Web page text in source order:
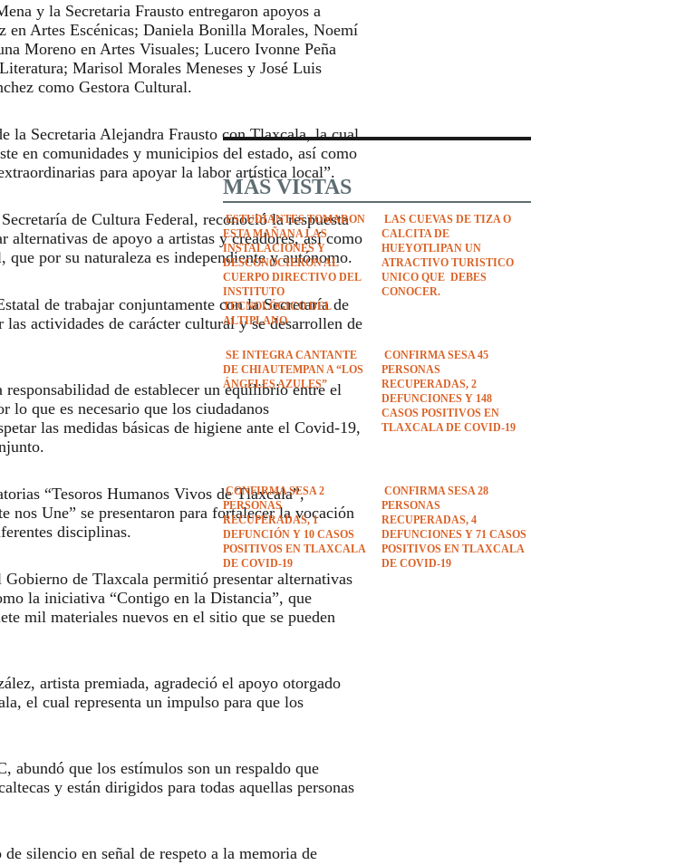
y la Secretaria Frausto entregaron apoyos a
en Artes Escénicas; Daniela Bonilla Morales, Noemí
Moreno en Artes Visuales; Lucero Ivonne Peña
Marisol Morales Meneses y José Luis
como Gestora Cultural.
la Secretaria Alejandra Frausto con Tlaxcala, la cual
en comunidades y municipios del estado, así como
para apoyar la labor artística local”.
de Cultura Federal, reconoció la respuesta
de apoyo a artistas y creadores, así como
por su naturaleza es independiente y autónomo.
de trabajar conjuntamente con la Secretaría de
actividades de carácter cultural y se desarrollen de
de establecer un equilibrio entre el
que es necesario que los ciudadanos
las medidas básicas de higiene ante el Covid-19,
“Tesoros Humanos Vivos de Tlaxcala”,
Une” se presentaron para fortalecer la vocación
disciplinas.
de Tlaxcala permitió presentar alternativas
la iniciativa “Contigo en la Distancia”, que
mil materiales nuevos en el sitio que se pueden
artista premiada, agradeció el apoyo otorgado
el cual representa un impulso para que los
abundó que los estímulos son un respaldo que
y están dirigidos para todas aquellas personas
silencio en señal de respeto a la memoria de
MÁS VISTAS
ESTUDIANTES TOMARON
ESTA MAÑANA LAS
INSTALACIONES Y
DESCONOCIERON AL
CUERPO DIRECTIVO DEL
INSTITUTO
TECNOLÓGICO DEL
ALTIPLANO
LAS CUEVAS DE TIZA O
CALCITA DE
HUEYOTLIPAN UN
ATRACTIVO TURISTICO
UNICO QUE DEBES
CONOCER.
SE INTEGRA CANTANTE
DE CHIAUTEMPAN A “LOS
ÁNGELES AZULES”
CONFIRMA SESA 45
PERSONAS
RECUPERADAS, 2
DEFUNCIONES Y 148
CASOS POSITIVOS EN
TLAXCALA DE COVID-19
CONFIRMA SESA 2
PERSONAS
RECUPERADAS, 1
DEFUNCIÓN Y 10 CASOS
POSITIVOS EN TLAXCALA
DE COVID-19
CONFIRMA SESA 28
PERSONAS
RECUPERADAS, 4
DEFUNCIONES Y 71 CASOS
POSITIVOS EN TLAXCALA
DE COVID-19